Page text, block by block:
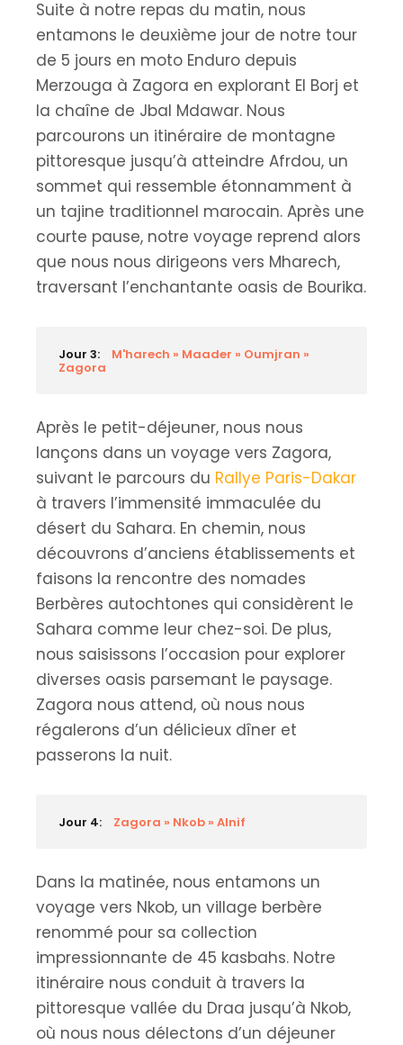
Suite à notre repas du matin, nous
entamons le deuxième jour de notre tour
de 5 jours en moto Enduro depuis
Merzouga à Zagora en explorant El Borj et
la chaîne de Jbal Mdawar. Nous
parcourons un itinéraire de montagne
pittoresque jusqu’à atteindre Afrdou, un
sommet qui ressemble étonnamment à
un tajine traditionnel marocain. Après une
courte pause, notre voyage reprend alors
que nous nous dirigeons vers Mharech,
traversant l’enchantante oasis de Bourika.
Jour 3: M'harech » Maader » Oumjran »
Zagora
Après le petit-déjeuner, nous nous
lançons dans un voyage vers Zagora,
suivant le parcours du Rallye Paris-Dakar
à travers l’immensité immaculée du
désert du Sahara. En chemin, nous
découvrons d’anciens établissements et
faisons la rencontre des nomades
Berbères autochtones qui considèrent le
Sahara comme leur chez-soi. De plus,
nous saisissons l’occasion pour explorer
diverses oasis parsemant le paysage.
Zagora nous attend, où nous nous
régalerons d’un délicieux dîner et
passerons la nuit.
Jour 4: Zagora » Nkob » Alnif
Dans la matinée, nous entamons un
voyage vers Nkob, un village berbère
renommé pour sa collection
impressionnante de 45 kasbahs. Notre
itinéraire nous conduit à travers la
pittoresque vallée du Draa jusqu’à Nkob,
où nous nous délectons d’un déjeuner